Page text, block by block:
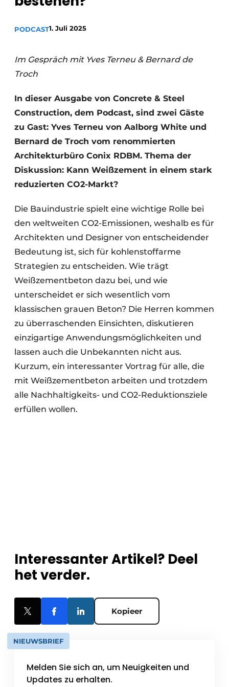
Ein Stellenangebot registrieren
PODCAST1. Juli 2025
Im Gespräch mit Yves Terneu & Bernard de
Troch
In dieser Ausgabe von Concrete & Steel
Construction, dem Podcast, sind zwei Gäste
zu Gast: Yves Terneu von Aalborg White und
Bernard de Troch vom renommierten
Architekturbüro Conix RDBM. Thema der
Diskussion: Kann Weißzement in einem stark
reduzierten CO2-Markt?
Die Bauindustrie spielt eine wichtige Rolle bei
den weltweiten CO2-Emissionen, weshalb es für
Architekten und Designer von entscheidender
Bedeutung ist, sich für kohlenstoffarme
Strategien zu entscheiden. Wie trägt
Weißzementbeton dazu bei, und wie
unterscheidet er sich wesentlich vom
klassischen grauen Beton? Die Herren kommen
zu überraschenden Einsichten, diskutieren
einzigartige Anwendungsmöglichkeiten und
lassen auch die Unbekannten nicht aus.
Kurzum, ein interessanter Vortrag für alle, die
mit Weißzementbeton arbeiten und trotzdem
alle Nachhaltigkeits- und CO2-Reduktionsziele
erfüllen wollen.
Interessanter Artikel? Deel
het verder.
Kopieer
NIEUWSBRIEF
Melden Sie sich an, um Neuigkeiten und
Updates zu erhalten.